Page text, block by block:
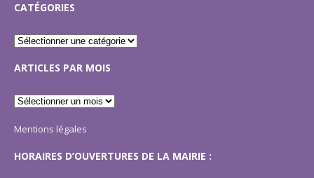
CATÉGORIES
ARTICLES PAR MOIS
Mentions légales
HORAIRES D’OUVERTURES DE LA MAIRIE :